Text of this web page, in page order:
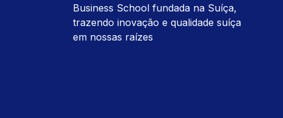
Business School fundada na Suíça,
trazendo inovação e qualidade suíça
em nossas raízes